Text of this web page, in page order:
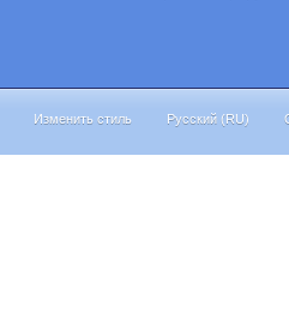
Изменить стиль Русский (RU)